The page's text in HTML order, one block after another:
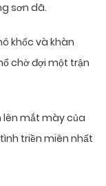
sơn dã.
khốc và khàn
chờ đợi một trận
lên mắt mày của
triền miên nhất